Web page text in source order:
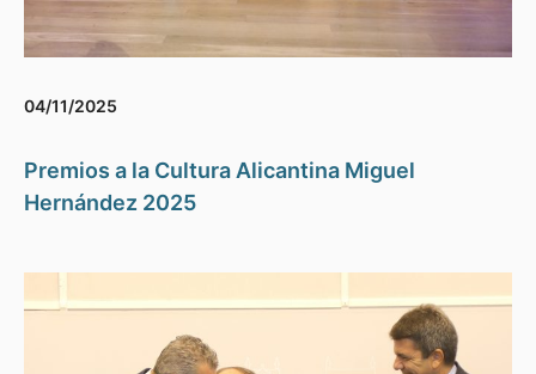
04/11/2025
Premios a la Cultura Alicantina Miguel
Hernández 2025